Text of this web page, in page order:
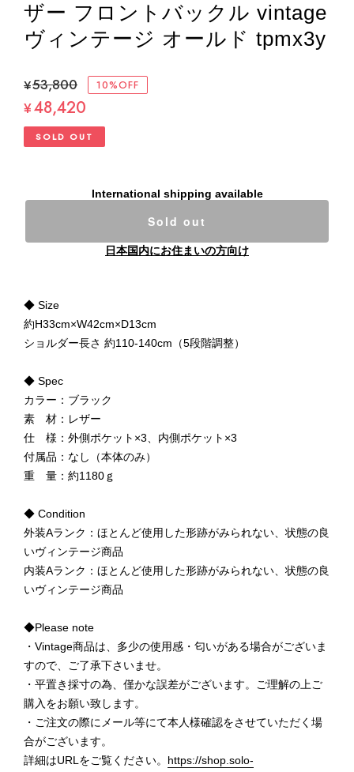
ザー フロントバックル vintage
ヴィンテージ オールド tpmx3y
¥53,800 10%OFF
¥48,420
SOLD OUT
International shipping available
Sold out
日本国内にお住まいの方向け
◆ Size
約H33cm×W42cm×D13cm
ショルダー長さ 約110-140cm（5段階調整）
◆ Spec
カラー：ブラック
素 材：レザー
仕 様：外側ポケット×3、内側ポケット×3
付属品：なし（本体のみ）
重 量：約1180ｇ
◆ Condition
外装Aランク：ほとんど使用した形跡がみられない、状態の良
いヴィンテージ商品
内装Aランク：ほとんど使用した形跡がみられない、状態の良
いヴィンテージ商品
◆Please note
・Vintage商品は、多少の使用感・匂いがある場合がございま
すので、ご了承下さいませ。
・平置き採寸の為、僅かな誤差がございます。ご理解の上ご
購入をお願い致します。
・ご注文の際にメール等にて本人様確認をさせていただく場
合がございます。
詳細はURLをご覧ください。 https://shop.solo-